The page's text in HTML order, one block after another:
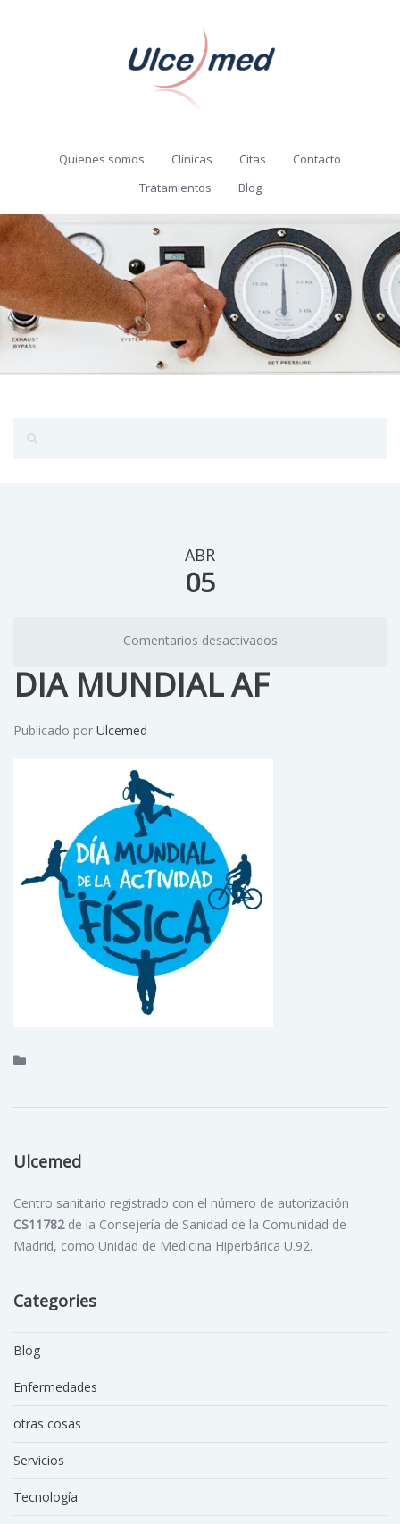
Quienes somos Clínicas Citas
Contacto
Tratamientos
Blog
ABR
05
Comentarios desactivados
DIA MUNDIAL AF
Publicado por Ulcemed
Ulcemed
Centro sanitario registrado con el número de autorización
CS11782de la Consejería de Sanidad de la Comunidad de
Madrid, como Unidad de Medicina Hiperbárica U.92.
Categories
Blog
Enfermedades
otras cosas
Servicios
Tecnología